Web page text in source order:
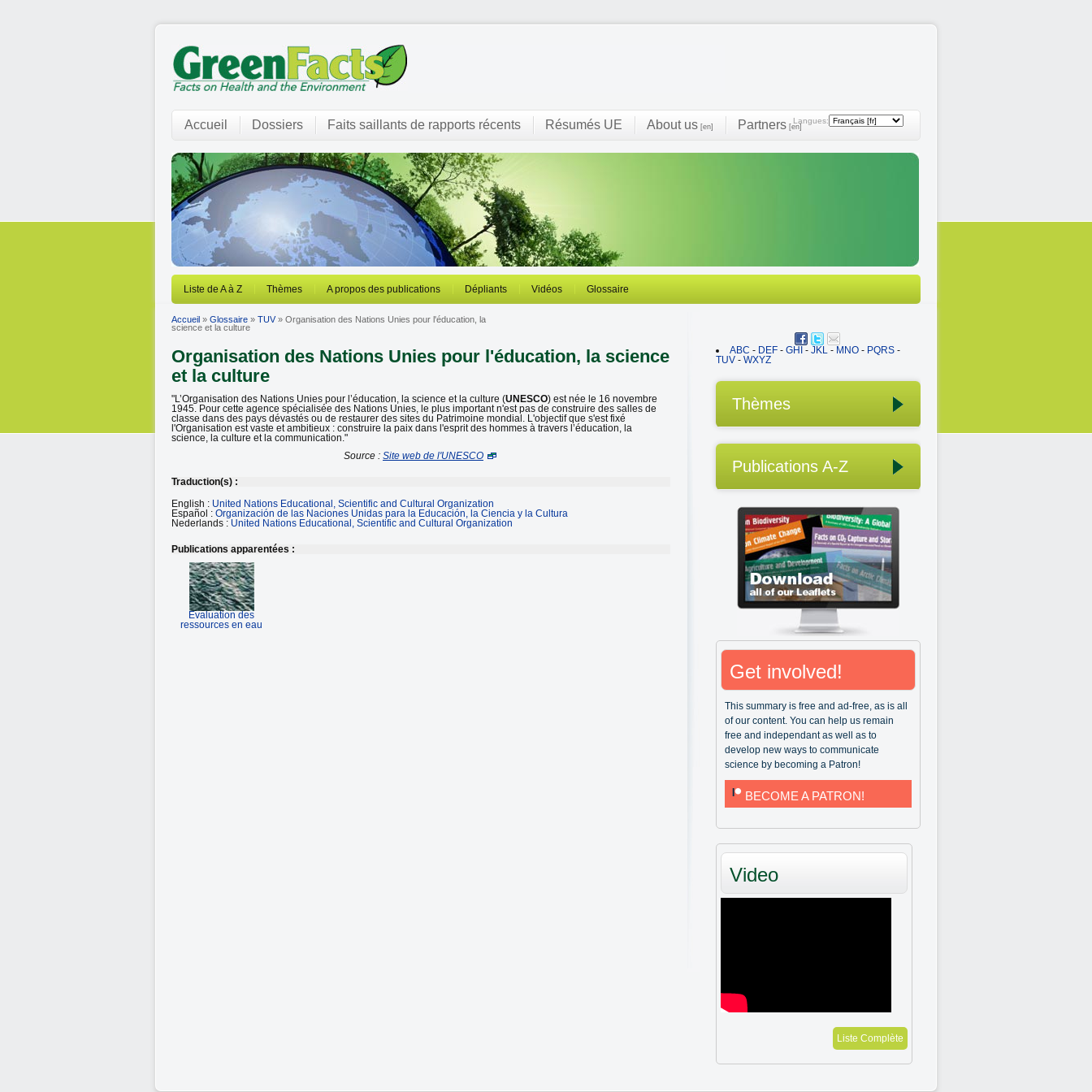
Langues:
Accueil Dossiers Faits saillants de rapports récents Résumés UE About us [en] Partners [en]
Liste de A à Z Thèmes A propos des publications Dépliants Vidéos Glossaire
Accueil » Glossaire » TUV» Organisation des Nations Unies pour l'éducation, la
science et la culture
Organisation des Nations Unies pour l'éducation, la science
et la culture
"L’Organisation des Nations Unies pour l’éducation, la science et la culture (UNESCO) est née le 16 novembre
1945. Pour cette agence spécialisée des Nations Unies, le plus important n'est pas de construire des salles de
classe dans des pays dévastés ou de restaurer des sites du Patrimoine mondial. L'objectif que s'est fixé
l'Organisation est vaste et ambitieux : construire la paix dans l'esprit des hommes à travers l’éducation, la
science, la culture et la communication."
Source : Site web de l'UNESCO
Traduction(s) :
English : United Nations Educational, Scientific and Cultural Organization
Español : Organización de las Naciones Unidas para la Educación, la Ciencia y la Cultura
Nederlands : United Nations Educational, Scientific and Cultural Organization
Publications apparentées :
Evaluation des
ressources en eau
ABC - DEF - GHI - JKL - MNO - PQRS -
TUV - WXYZ
Thèmes
Publications A-Z
Get involved!
This summary is free and ad-free, as is all
of our content. You can help us remain
free and independant as well as to
develop new ways to communicate
science by becoming a Patron!
BECOME A PATRON!
Video
Liste Complète